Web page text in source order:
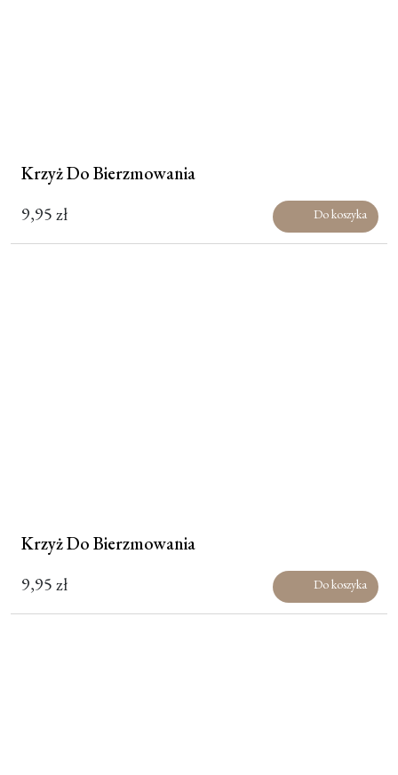
Krzyż Do Bierzmowania
9,95zł Do koszyka
Krzyż Do Bierzmowania
9,95zł Do koszyka